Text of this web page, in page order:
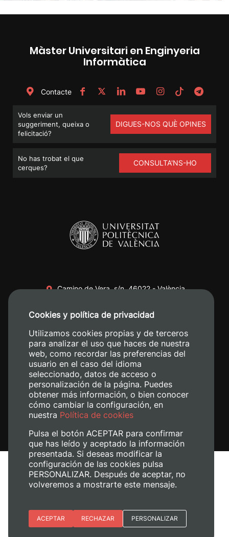
Màster Universitari en Enginyeria
Informàtica
Contacte
Vols enviar un
suggeriment, queixa o
felicitació?
DIGUES-NOS QUÈ OPINES
No has trobat el que
cerques?
CONSULTA'NS-HO
Camino de Vera, s/n. 46022 - València
+34 620 04 00 50
Avís legal
Política de cookies
Gestiona les galetes
Cookies y política de privacidad
Utilizamos cookies propias y de terceros
para analizar el uso que haces de nuestra
web, como recordar las preferencias del
usuario en el caso del idioma
seleccionado, datos de acceso o
personalización de la página. Puedes
obtener más información, o bien conocer
cómo cambiar la configuración, en
nuestra Política de cookies
Pulsa el botón ACEPTAR para confirmar
que has leído y aceptado la información
presentada. Si deseas modificar la
configuración de las cookies pulsa
PERSONALIZAR. Después de aceptar, no
volveremos a mostrarte este mensaje.
Esenciales
ACEPTAR RECHAZAR PERSONALIZAR